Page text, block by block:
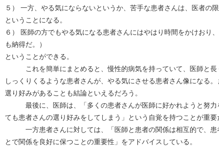
５） 一方、やる気にならないというか、苦手な患者さんは、医者の
ということになる。
６） 医師の方でもやる気になる患者さんにはやはり時間をかけおり
も納得だ。）
ということができる。
これを簡単にまとめると、慢性的病気を持っていて、医師と長
しっくりくるような患者さんが、やる気にさせる患者さん像になる
選り好みがあることも結論といえるだろう。
最後に、医師は、「多くの患者さんが医師に好かれようと努力
ても患者さんの選り好みをしてしまう」という自覚を持つことが重
一方患者さんに対しては、「医師と患者の関係は相互的で、患
とで関係を良好に保つことの重要性」をアドバイスしている。